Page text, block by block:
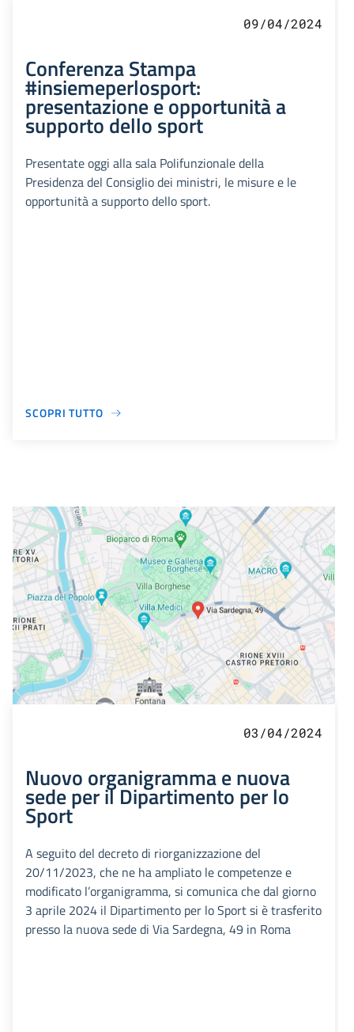
09/04/2024
Conferenza Stampa
#insiemeperlosport:
presentazione e opportunità a
supporto dello sport
Presentate oggi alla sala Polifunzionale della
Presidenza del Consiglio dei ministri, le misure e le
opportunità a supporto dello sport.
SCOPRI TUTTO
03/04/2024
Nuovo organigramma e nuova
sede per il Dipartimento per lo
Sport
A seguito del decreto di riorganizzazione del
20/11/2023, che ne ha ampliato le competenze e
modificato l’organigramma, si comunica che dal giorno
3 aprile 2024 il Dipartimento per lo Sport si è trasferito
presso la nuova sede di Via Sardegna, 49 in Roma